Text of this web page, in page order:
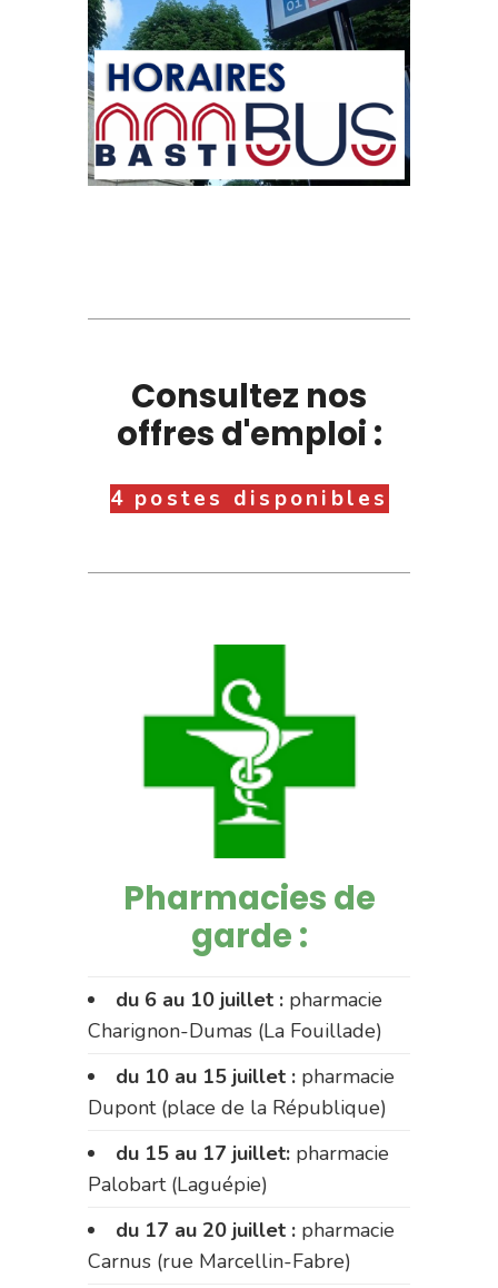
Consultez nos
offres d'emploi :
4 postes disponibles
Pharmacies de
garde :
du 6 au 10 juillet : pharmacie
Charignon-Dumas (La Fouillade)
du 10 au 15 juillet : pharmacie
Dupont (place de la République)
du 15 au 17 juillet: pharmacie
Palobart (Laguépie)
du 17 au 20 juillet : pharmacie
Carnus (rue Marcellin-Fabre)